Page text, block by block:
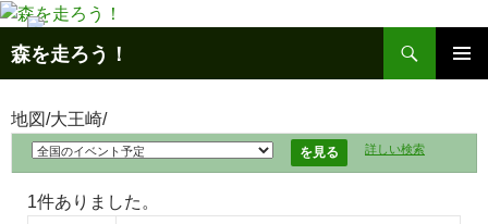
コ
テ
ツ
森を走ろう！
索
地図/大王崎/
詳しい検索
1件ありました。